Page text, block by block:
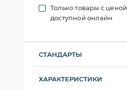
Только товары с ценой,
доступной онлайн
СТАНДАРТЫ
ХАРАКТЕРИСТИКИ